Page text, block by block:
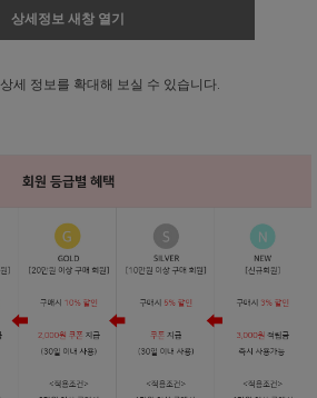
상세정보 새창 열기
상세 정보를 확대해 보실 수 있습니다.